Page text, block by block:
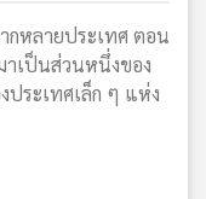
กหลายประเทศ ตอน
าเป็นส่วนหนึ่งของ
ประเทศเล็ก ๆ แห่ง